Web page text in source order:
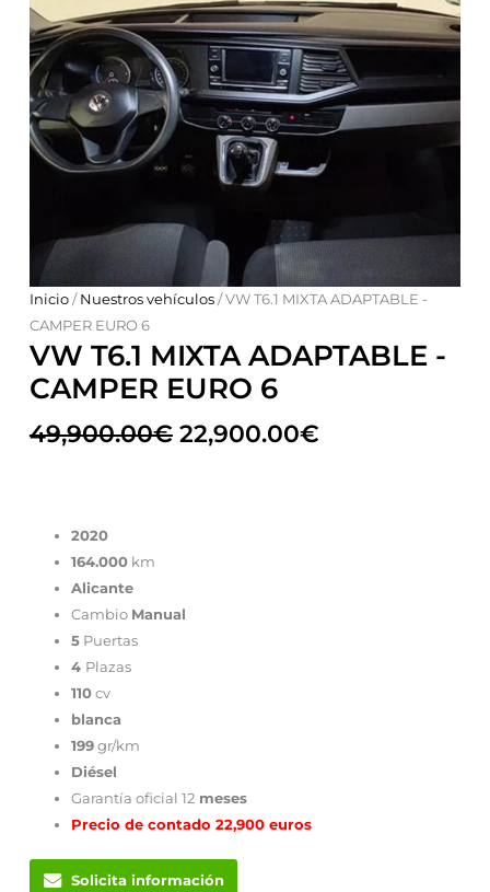
Inicio/ Nuestros vehículos/ VW T6.1 MIXTA ADAPTABLE -
CAMPER EURO 6
VW T6.1 MIXTA ADAPTABLE -
CAMPER EURO 6
49,900.00€ 22,900.00€
2020
164.000 km
Alicante
Cambio Manual
5 Puertas
4 Plazas
110 cv
blanca
199 gr/km
Diésel
Garantía oficial 12 meses
Precio de contado 22,900 euros
Solicita información